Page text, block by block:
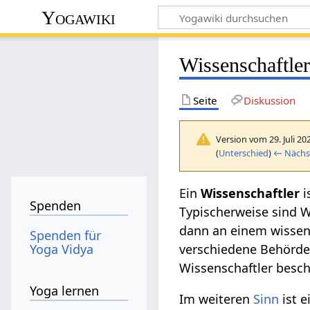
Yogawiki
Wissenschaftler
Seite Diskussion
Version vom 29. Juli
(Unterschied) ←
Ein
Typischerweise sind
dann an einem
verschiedene
Wissenschaftler
Im weiteren Sinn ist
Spenden
Spenden für
Yoga Vidya
Yoga lernen